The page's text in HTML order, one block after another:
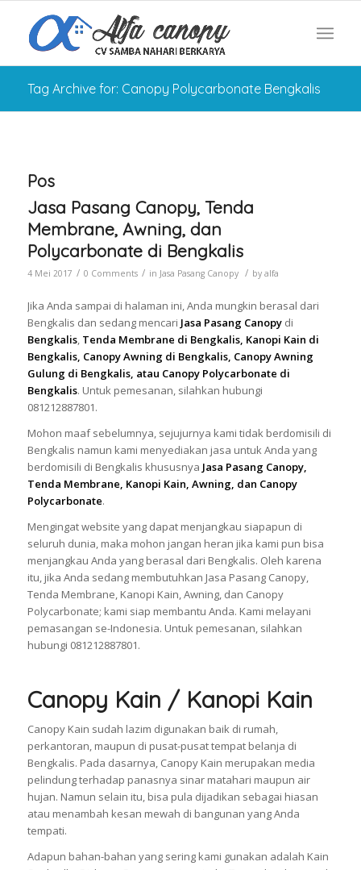
Tag Archive for: Canopy Polycarbonate Bengkalis
Pos
Jasa Pasang Canopy, Tenda
Membrane, Awning, dan
Polycarbonate di Bengkalis
4 Mei 2017 / 0 Comments / in Jasa Pasang Canopy / by alfa
Jika Anda sampai di halaman ini, Anda mungkin berasal dari
Bengkalis dan sedang mencari Jasa Pasang Canopy di
Bengkalis, Tenda Membrane di Bengkalis, Kanopi Kain di
Bengkalis, Canopy Awning di Bengkalis, Canopy Awning
Gulung di Bengkalis, atau Canopy Polycarbonate di
Bengkalis. Untuk pemesanan, silahkan hubungi
081212887801.
Mohon maaf sebelumnya, sejujurnya kami tidak berdomisili di
Bengkalis namun kami menyediakan jasa untuk Anda yang
berdomisili di Bengkalis khususnya Jasa Pasang Canopy,
Tenda Membrane, Kanopi Kain, Awning, dan Canopy
Polycarbonate.
Mengingat website yang dapat menjangkau siapapun di
seluruh dunia, maka mohon jangan heran jika kami pun bisa
menjangkau Anda yang berasal dari Bengkalis. Oleh karena
itu, jika Anda sedang membutuhkan Jasa Pasang Canopy,
Tenda Membrane, Kanopi Kain, Awning, dan Canopy
Polycarbonate; kami siap membantu Anda. Kami melayani
pemasangan se-Indonesia. Untuk pemesanan, silahkan
hubungi 081212887801.
Canopy Kain / Kanopi Kain
Canopy Kain sudah lazim digunakan baik di rumah,
perkantoran, maupun di pusat-pusat tempat belanja di
Bengkalis. Pada dasarnya, Canopy Kain merupakan media
pelindung terhadap panasnya sinar matahari maupun air
hujan. Namun selain itu, bisa pula dijadikan sebagai hiasan
atau menambah kesan mewah di bangunan yang Anda
tempati.
Adapun bahan-bahan yang sering kami gunakan adalah Kain